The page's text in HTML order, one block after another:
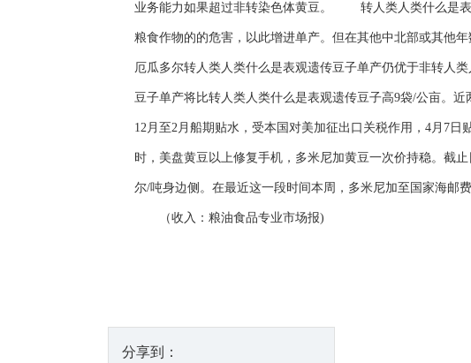
业务能力如果超过非转染色体黄豆。 转人类人类什么是表
粮食作物的的危害，以此增进单产。但在其他中北部或其他
厄瓜多尔转人类人类什么是表观遗传豆子单产仍优于非转人
豆子单产将比转人类人类什么是表观遗传豆子高9袋/公亩
12月至2月船期贴水，受本国对美加征出口关税作用，4月7
时，美盘黄豆以上修复手机，多米尼加黄豆一次价持稳。截
尔/吨身边侧。在最近这一段时间本周，多米尼加至国家海邮
（收入：粮油食品专业市场报)
分享到：